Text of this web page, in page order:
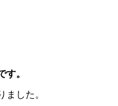
す。
した。